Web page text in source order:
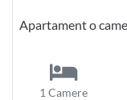
Apartament o
1 Camere